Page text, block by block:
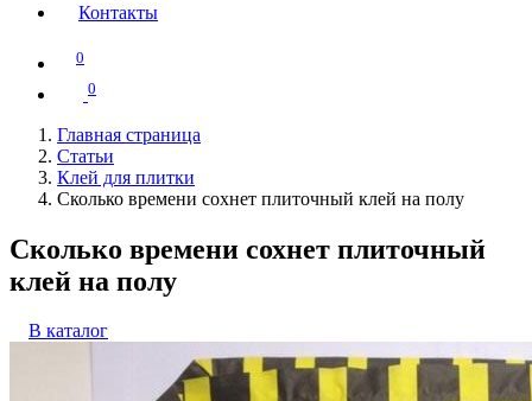
Контакты
0
0
Главная страница
Статьи
Клей для плитки
Сколько времени сохнет плиточный клей на полу
Сколько времени сохнет плиточный
клей на полу
В каталог